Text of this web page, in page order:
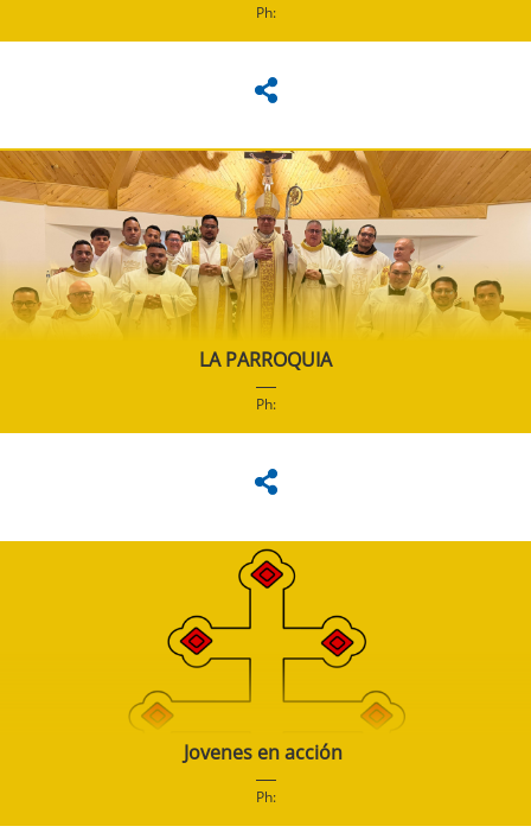
Ph:
LA PARROQUIA
Ph:
Jovenes en acción
Ph: